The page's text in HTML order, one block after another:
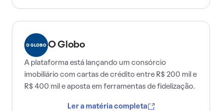
O Globo
A plataforma está lançando um consórcio
imobiliário com cartas de crédito entre R$ 200 mil e
R$ 400 mil e aposta em ferramentas de fidelização.
Ler a matéria completa